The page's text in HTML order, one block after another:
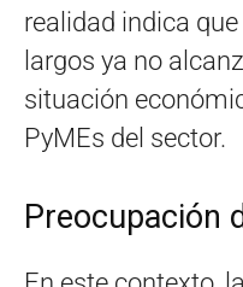
realidad indica
largos ya no
situación
PyMEs del sector.
Preocupación